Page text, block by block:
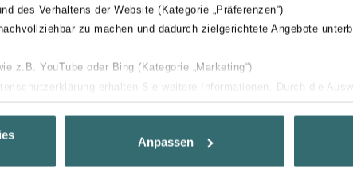
des Verhaltens der Website (Kategorie „Präferenzen“)
zu machen und dadurch zielgerichtete Angebote
z.B. YouTube oder Bing (Kategorie „Marketing“)
erhalten Sie weitere Informationen. Durch die
die bestmögliche Nutzererfahrung zu ermöglichen und Ihnen
Verfügung zu stellen. Alle Einwilligungen können Sie
Anpassen